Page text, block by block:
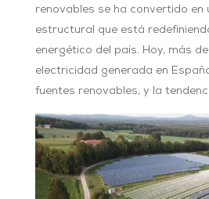
renovables se ha convertido en
estructural que está
energético del país. Hoy, más
electricidad generada en
fuentes renovables, y la